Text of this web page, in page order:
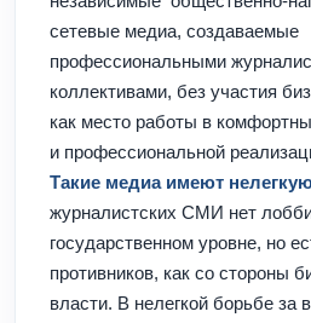
сетевые медиа, создаваемые
профессиональными
коллективами, без участия
как место работы в
и профессиональной
Такие медиа имеют
журналистских СМИ нет
государственном уровне, но
противников, как со стороны
власти. В нелегкой борьбе за